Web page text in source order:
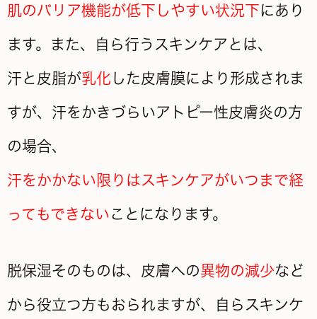
肌のバリア機能が低下しやすい状況下にあり
ます。また、自ら行うスキンケアとは、
汗と皮脂が乳化 した皮膚膜により形成されま
すが、汗をかきづらいアトピー性皮膚炎の方
の場合、
汗をかかない限りはスキンケアがいつまで経
ってもできないことになります。
脱保湿そのものは、皮膚への異物の減少など
から役立つ方もおられますが、自らスキンケ